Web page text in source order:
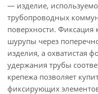
— изделие,
трубопроводных
поверхности. Фиксация
шурупы через
изделия, а охватистая
удержания трубы
крепежа позволяет
фиксирующих